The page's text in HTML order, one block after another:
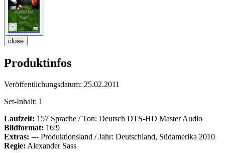
close
Produktinfos
Veröffentlichungsdatum: 25.02.2011
Set-Inhalt: 1
Laufzeit: 157 Sprache / Ton: Deutsch DTS-HD Master Audio
Bildformat: 16:9
Extras: --- Produktionsland / Jahr: Deutschland, Südamerika 2010
Regie: Alexander Sass